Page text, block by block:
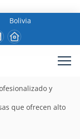
Bolivia
y
que ofrecen alto